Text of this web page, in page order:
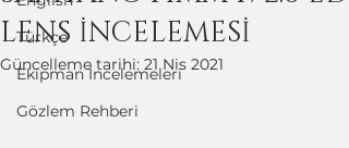
Türkçe
Ekipman İncelemeleri
Gözlem Rehberi
LENS İNCELEMESİ
Güncelleme tarihi: 21 Nis 2021